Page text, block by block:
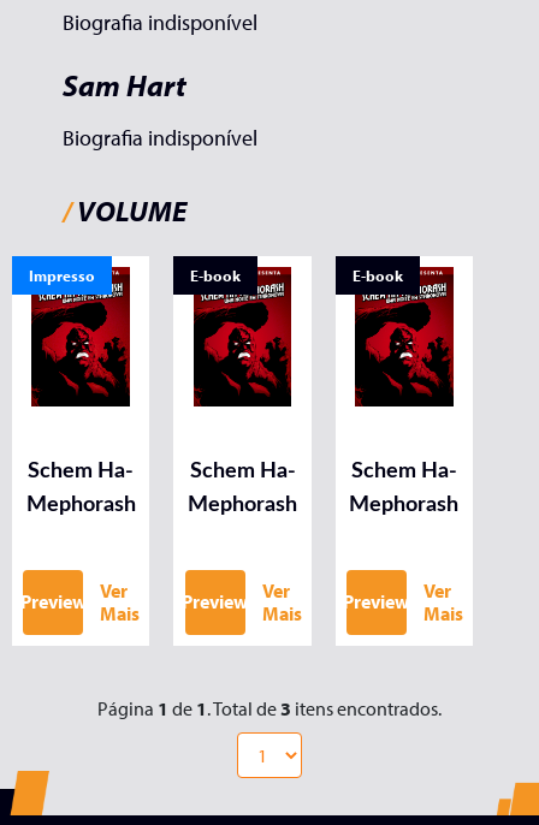
Biografia indisponível
Sam Hart
Biografia indisponível
/VOLUME
Impresso
Schem Ha-
Mephorash
Preview
Ver
Mais
E-book
Schem Ha-
Mephorash
Preview
Ver
Mais
E-book
Schem Ha-
Mephorash
Preview
Ver
Mais
Página 1 de 1. Total de3 itens encontrados.